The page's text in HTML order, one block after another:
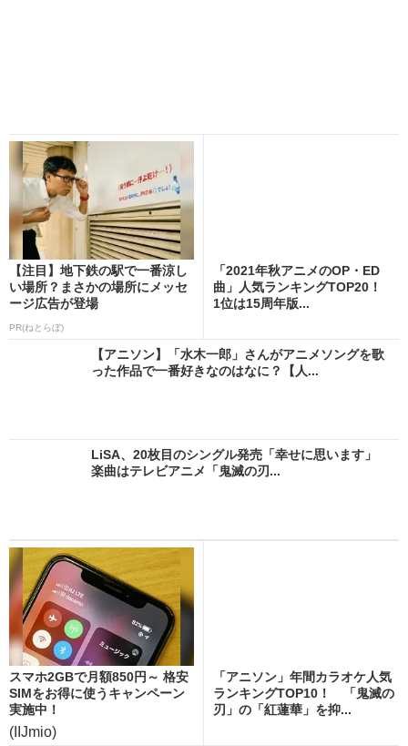
【注目】地下鉄の駅で一番涼し
い場所？まさかの場所にメッセ
ージ広告が登場
PR(ねとらぼ)
「2021年秋アニメのOP・ED
曲」人気ランキングTOP20！
1位は15周年版...
【アニソン】「水木一郎」さんがアニメソングを歌
った作品で一番好きなのはなに？【人...
LiSA、20枚目のシングル発売「幸せに思います」
楽曲はテレビアニメ「鬼滅の刃...
スマホ2GBで月額850円～ 格安
SIMをお得に使うキャンペーン
実施中！
(IIJmio)
「アニソン」年間カラオケ人気
ランキングTOP10！ 「鬼滅の
刃」の「紅蓮華」を抑...